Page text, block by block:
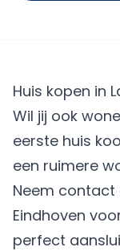
Huis kopen in
Wil jij ook
eerste huis
een ruimere
Neem contact
Eindhoven
perfect